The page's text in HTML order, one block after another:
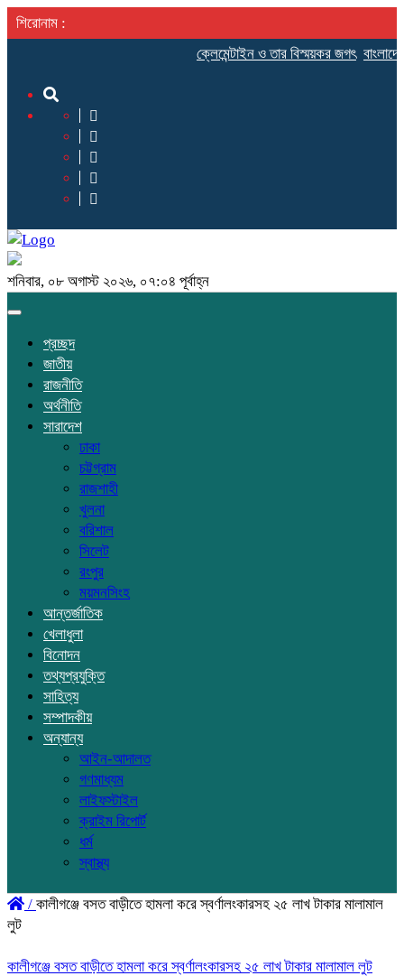
শিরোনাম :
ক্লেমেন্টাইন ও তার বিস্ময়কর জগৎ
শনিবার, ০৮ অগাস্ট ২০২৬, ০৭:০৪ পূর্বাহ্ন
Toggle
প্রচ্ছদ
জাতীয়
রাজনীতি
অর্থনীতি
সারাদেশ
ঢাকা
চট্টগ্রাম
রাজশাহী
খুলনা
বরিশাল
সিলেট
রংপুর
ময়মনসিংহ
আন্তর্জাতিক
খেলাধুলা
বিনোদন
তথ্যপ্রযুক্তি
সাহিত্য
সম্পাদকীয়
অন্যান্য
আইন-আদালত
গণমাধ্যম
লাইফস্টাইল
ক্রাইম রিপোর্ট
ধর্ম
স্বাস্থ্য
/ কালীগঞ্জে বসত বাড়ীতে হামলা করে স্বর্ণালংকারসহ ২৫ লাখ টাকার মালামাল
লুট
কালীগঞ্জে বসত বাড়ীতে হামলা করে স্বর্ণালংকারসহ ২৫ লাখ টাকার মালামাল লুট